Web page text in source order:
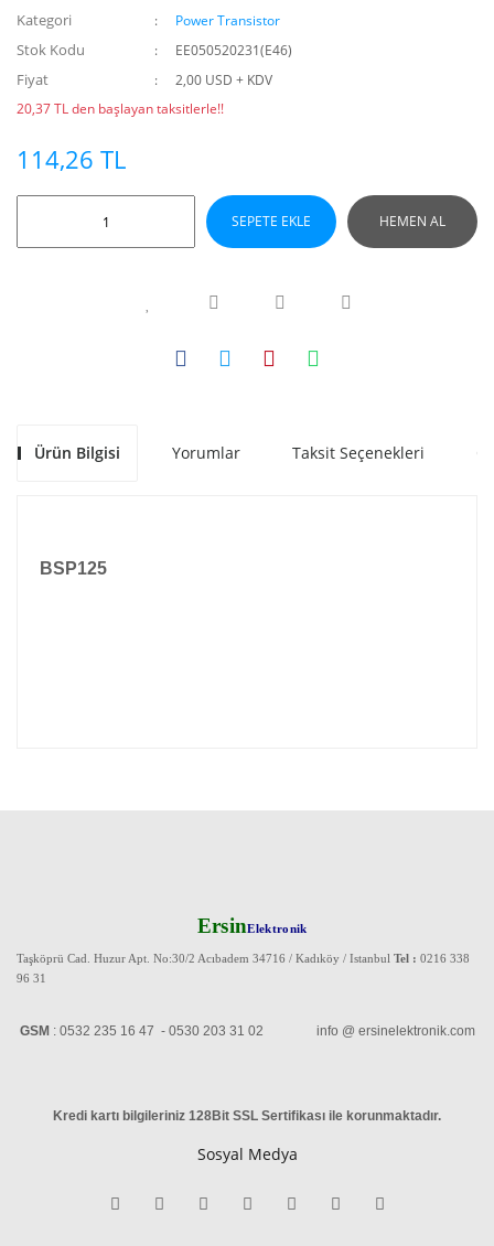
Kategori Power Transistor
Stok Kodu EE050520231(E46)
Fiyat
2,00 USD + KDV
20,37 TL den başlayan taksitlerle!!
114,26 TL
SEPETE EKLE HEMEN AL
Ürün Bilgisi Yorumlar Taksit Seçenekleri
BSP125
ErsinElektronik
Taşköprü Cad. Huzur Apt. No:30/2 Acıbadem 34716 / Kadıköy / Istanbul Tel : 0216 338
96 31
GSM : 0532 235 16 47 - 0530 203 31 02 info @ ersinelektronik.com
Kredi kartı bilgileriniz 128Bit SSL Sertifikası ile korunmaktadır.
Sosyal Medya